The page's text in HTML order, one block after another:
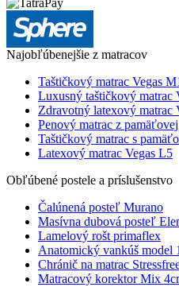
Najobľúbenejšie z matracov
Taštičkový matrac Vegas
Luxusný taštičkový matrac
Zdravotný latexový matrac
Penový matrac z
Taštičkový matrac s
Latexový matrac Vegas L5
Obľúbené postele a príslušenstvo
Čalúnená posteľ Murano
Masívna dubová posteľ
Lamelový rošt primaflex
Anatomický vankúš model
Chránič na matrac
Matracový korektor Mix